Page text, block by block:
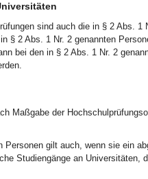
sind auch die in § 2 Abs. 1
§ 2 Abs. 1 Nr. 2 genannten
bei den in § 2 Abs. 1 Nr. 2
Maßgabe der
Personen gilt auch, wenn sie ein
Studiengänge an Universitäten,